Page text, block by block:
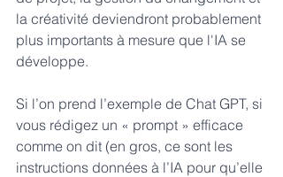
la créativité deviendront probablement
plus importants à mesure que l'IA se
développe.
Si l’on prend l’exemple de Chat GPT, si
vous rédigez un « prompt » efficace
comme on dit (en gros, ce sont les
instructions données à l’IA pour qu’elle